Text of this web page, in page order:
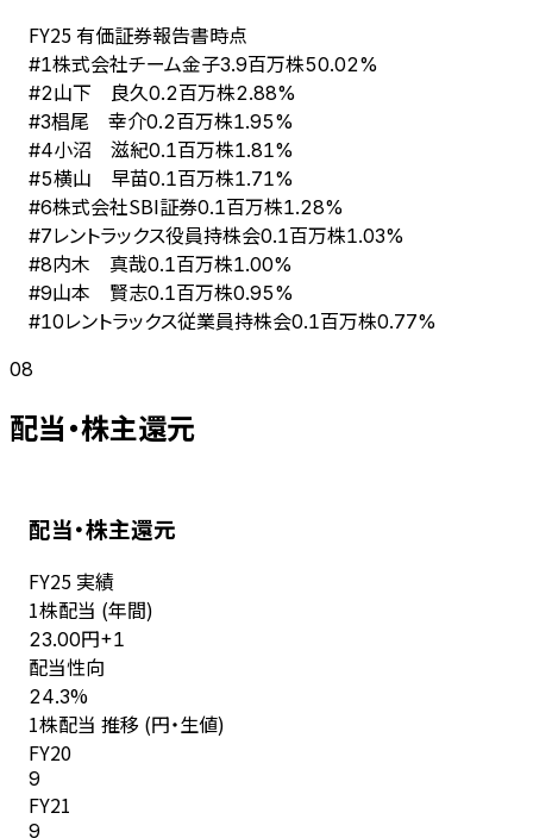
FY25 有価証券報告書時点
#1株式会社チーム金子3.9百万株50.02%
#2山下 良久0.2百万株2.88%
#3椙尾 幸介0.2百万株1.95%
#4小沼 滋紀0.1百万株1.81%
#5横山 早苗0.1百万株1.71%
#6株式会社SBI証券0.1百万株1.28%
#7レントラックス役員持株会0.1百万株1.03%
#8内木 真哉0.1百万株1.00%
#9山本 賢志0.1百万株0.95%
#10レントラックス従業員持株会0.1百万株0.77%
08
配当・株主還元
配当・株主還元
FY25 実績
1株配当 (年間)
23.00円+1
配当性向
24.3%
1株配当 推移 (円・生値)
FY20
9
FY21
9